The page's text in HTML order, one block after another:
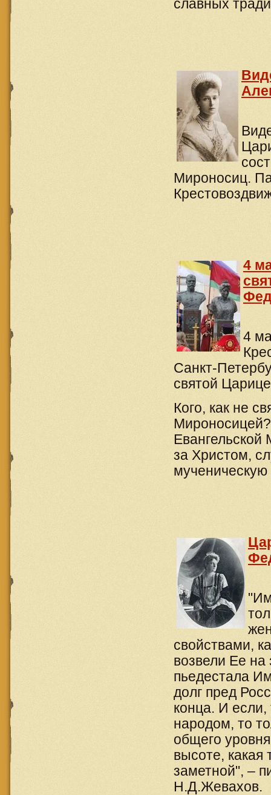
славных
Мироносиц.
4
4
Санкт-
святой
Кого, как не
за Христом,
свойствами,
возвели Ее на
пьедестала
долг пред
конца. И
народом, то
общего
высоте, какая
заметной", –
Н.Д.Жевахов.